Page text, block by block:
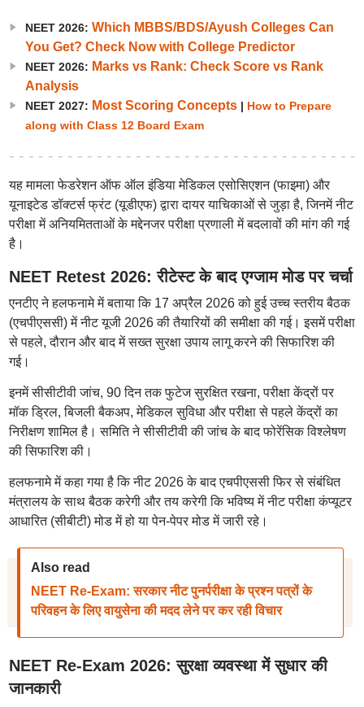
NEET 2026: Which MBBS/BDS/Ayush Colleges Can
You Get? Check Now with College Predictor
NEET 2026: Marks vs Rank: Check Score vs Rank
Analysis
NEET 2027: Most Scoring Concepts| How to Prepare
along with Class 12 Board Exam
यह मामला फेडरेशन ऑफ ऑल इंडिया मेडिकल एसोसिएशन (फाइमा) और
यूनाइटेड डॉक्टर्स फ्रंट (यूडीएफ) द्वारा दायर याचिकाओं से जुड़ा है, जिनमें नीट
परीक्षा में अनियमितताओं के मद्देनजर परीक्षा प्रणाली में बदलावों की मांग की गई
है।
NEET Retest 2026: रीटेस्ट के बाद एग्जाम मोड पर चर्चा
एनटीए ने हलफनामे में बताया कि 17 अप्रैल 2026 को हुई उच्च स्तरीय बैठक
(एचपीएससी) में नीट यूजी 2026 की तैयारियों की समीक्षा की गई। इसमें परीक्षा
से पहले, दौरान और बाद में सख्त सुरक्षा उपाय लागू करने की सिफारिश की
गई।
इनमें सीसीटीवी जांच, 90 दिन तक फुटेज सुरक्षित रखना, परीक्षा केंद्रों पर
मॉक ड्रिल, बिजली बैकअप, मेडिकल सुविधा और परीक्षा से पहले केंद्रों का
निरीक्षण शामिल है। समिति ने सीसीटीवी की जांच के बाद फोरेंसिक विश्लेषण
की सिफारिश की।
हलफनामे में कहा गया है कि नीट 2026 के बाद एचपीएससी फिर से संबंधित
मंत्रालय के साथ बैठक करेगी और तय करेगी कि भविष्य में नीट परीक्षा कंप्यूटर
आधारित (सीबीटी) मोड में हो या पेन-पेपर मोड में जारी रहे।
Also read
NEET Re-Exam: सरकार नीट पुनर्परीक्षा के प्रश्न पत्रों के
परिवहन के लिए वायुसेना की मदद लेने पर कर रही विचार
NEET Re-Exam 2026: सुरक्षा व्यवस्था में सुधार की
जानकारी